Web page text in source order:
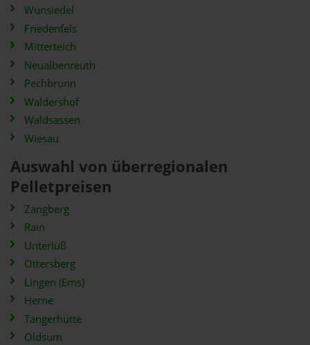
Wunsiedel
Friedenfels
Mitterteich
Neualbenreuth
Pechbrunn
Waldershof
Waldsassen
Wiesau
Auswahl von überregionalen
Pelletpreisen
Zangberg
Rain
Unterlüß
Ottersberg
Lingen (Ems)
Herne
Tangerhütte
Oldsum